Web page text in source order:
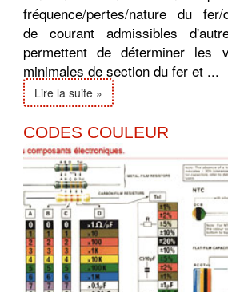
fréquence/pertes/nature du fer/
de courant admissibles
permettent de déterminer les
minimales de section du fer et ...
Lire la suite »
CODES COULEUR